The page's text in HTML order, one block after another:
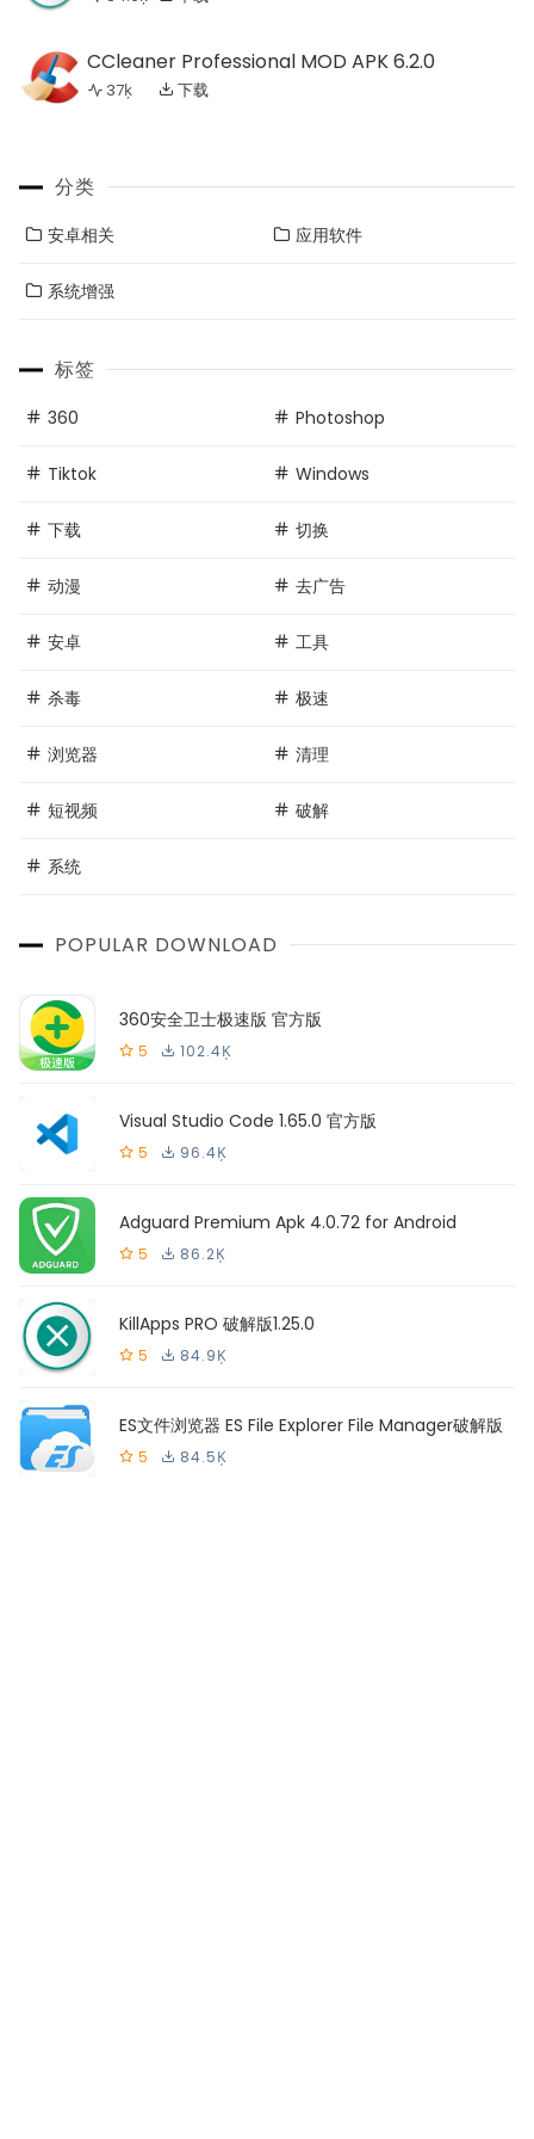
CCleaner Professional MOD APK 6.2.0
37ķ 下载
分类
安卓相关 应用软件
系统增强
标签
360 Photoshop
Tiktok Windows
下载 切换
动漫 去广告
安卓 工具
杀毒 极速
浏览器 清理
短视频 破解
系统
POPULAR DOWNLOAD
360安全卫士极速版 官方版
5 102.4Ķ
Visual Studio Code 1.65.0 官方版
5 96.4Ķ
Adguard Premium Apk 4.0.72 for Android
5 86.2Ķ
KillApps PRO 破解版1.25.0
5 84.9Ķ
ES文件浏览器 ES File Explorer File Manager破解版
5 84.5Ķ